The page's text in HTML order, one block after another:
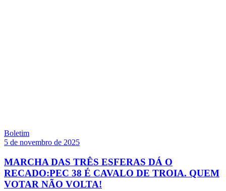
Boletim
5 de novembro de 2025
MARCHA DAS TRÊS ESFERAS DÁ O
RECADO:PEC 38 É CAVALO DE TROIA. QUEM
VOTAR NÃO VOLTA!